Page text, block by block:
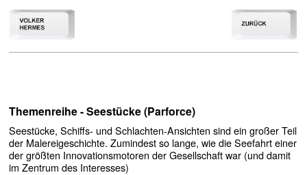
Themenreihe - Seestücke (Parforce)
Seestücke, Schiffs- und Schlachten-Ansichten sind ein großer Teil
der Malereigeschichte. Zumindest so lange, wie die Seefahrt einer
der größten Innovationsmotoren der Gesellschaft war (und damit
im Zentrum des Interesses)